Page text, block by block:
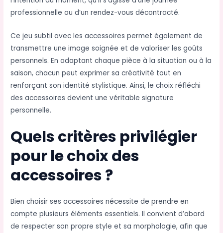
professionnelle ou d’un rendez-vous décontracté.
Ce jeu subtil avec les accessoires permet également de
transmettre une image soignée et de valoriser les goûts
personnels. En adaptant chaque pièce à la situation ou à la
saison, chacun peut exprimer sa créativité tout en
renforçant son identité stylistique. Ainsi, le choix réfléchi
des accessoires devient une véritable signature
personnelle.
Quels critères privilégier
pour le choix des
accessoires ?
Bien choisir ses accessoires nécessite de prendre en
compte plusieurs éléments essentiels. Il convient d’abord
de respecter son propre style et sa morphologie, afin que